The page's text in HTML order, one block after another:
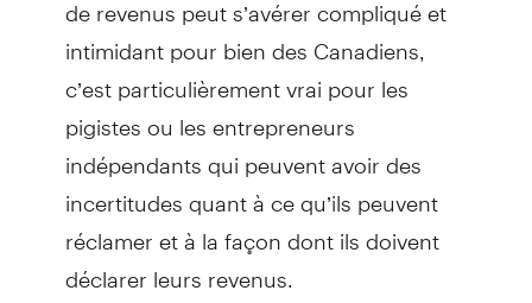
intimidant pour bien des Canadiens,
c’est particulièrement vrai pour les
pigistes ou les entrepreneurs
indépendants qui peuvent avoir des
incertitudes quant à ce qu’ils peuvent
réclamer et à la façon dont ils doivent
déclarer leurs revenus.